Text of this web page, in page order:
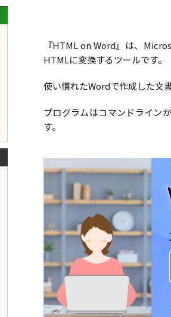
『HTML on Word』は、
HTMLに変換するツールです。
使い慣れたWordで作成した文
プログラムはコマンドライン
す。